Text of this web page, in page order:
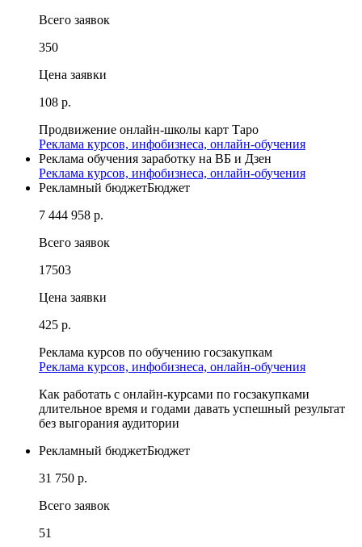
Всего заявок
350
Цена заявки
108 р.
Продвижение онлайн-школы карт Таро
Реклама курсов, инфобизнеса, онлайн-обучения
Реклама обучения заработку на ВБ и Дзен
Реклама курсов, инфобизнеса, онлайн-обучения
Рекламный бюджетБюджет
7 444 958 р.
Всего заявок
17503
Цена заявки
425 р.
Реклама курсов по обучению госзакупкам
Реклама курсов, инфобизнеса, онлайн-обучения
Как работать с онлайн-курсами по госзакупками
длительное время и годами давать успешный результат
без выгорания аудитории
Рекламный бюджетБюджет
31 750 р.
Всего заявок
51